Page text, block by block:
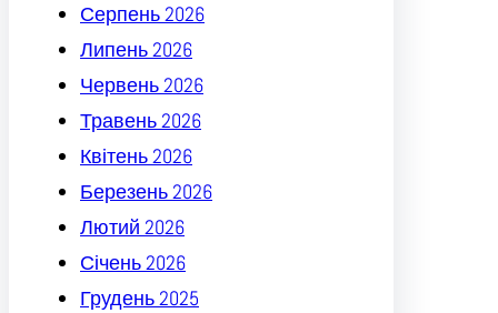
Серпень 2026
Липень 2026
Червень 2026
Травень 2026
Квітень 2026
Березень 2026
Лютий 2026
Січень 2026
Грудень 2025